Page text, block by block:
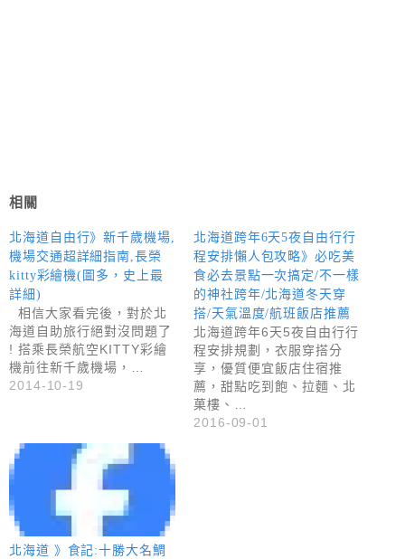
相關
北海道自由行》新千歲機場,
機場交通超詳細指南,長榮
kitty彩繪機(圖多，史上最
詳細)
相信大家看完後，對於北
海道自助旅行絕對沒問題了
! 搭乘長榮航空KITTY彩繪
機前往新千歲機場，…
2014-10-19
北海道跨年6天5夜自由行行
程安排懶人包攻略》必吃美
食必去景點一次搞定/不一樣
的神社跨年/北海道冬天穿
搭/天氣溫度/航班飯店推薦
北海道跨年6天5夜自由行行
程安排規劃，衣服穿搭分
享，優質便宜飯店住宿推
薦，甜點吃到飽、拉麵、北
菓樓、…
2016-09-01
北海道 》食記:十勝大名鯛